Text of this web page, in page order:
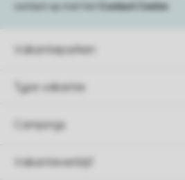
Vakantieparken
Type vakantie
Campings
Vakantieverblijf
contact op met het
Contact Center